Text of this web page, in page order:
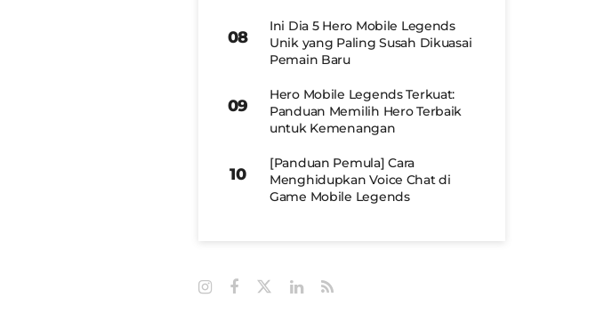
Ini Dia 5 Hero Mobile Legends
Unik yang Paling Susah Dikuasai
Pemain Baru
Hero Mobile Legends Terkuat:
Panduan Memilih Hero Terbaik
untuk Kemenangan
[Panduan Pemula] Cara
Menghidupkan Voice Chat di
Game Mobile Legends